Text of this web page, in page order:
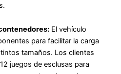
El vehículo
para facilitar la carga
tamaños. Los clientes
juegos de esclusas para